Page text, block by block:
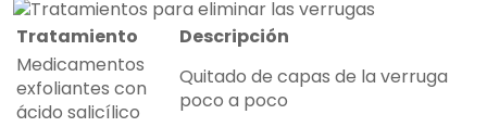
Tratamiento
Descripción
Medicamentos
exfoliantes con
ácido salicílico
Quitado de capas de la verruga
poco a poco